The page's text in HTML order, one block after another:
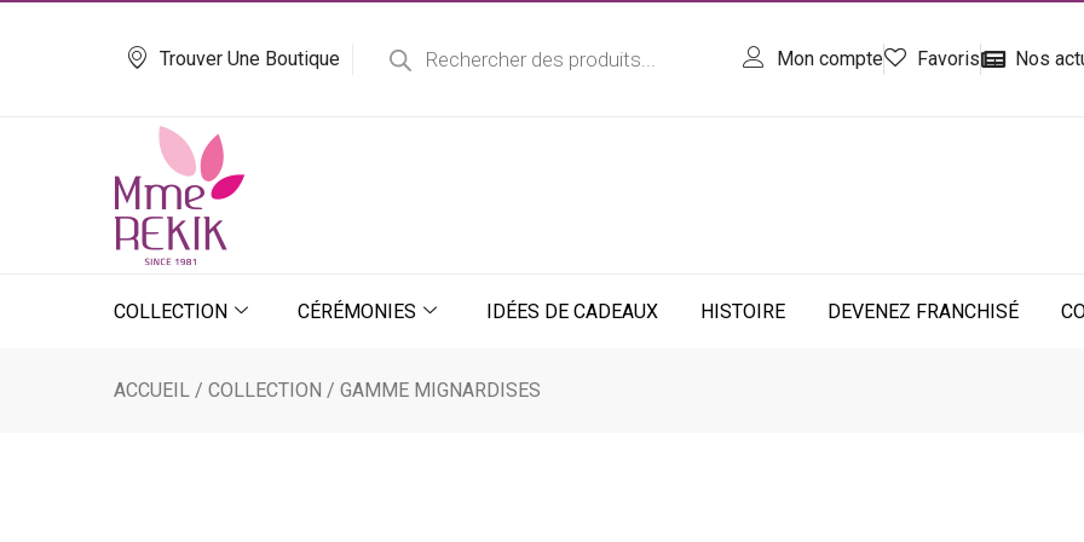
Trouver Une Boutique
produits
Mon compte Favoris Nos
COLLECTION CÉRÉMONIES IDÉES DE CADEAUX HISTOIRE DEVENEZ FRANCHISÉ
ACCUEIL /COLLECTION / GAMME MIGNARDISES